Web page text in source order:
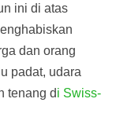
ini di atas
dan orang
padat, udara
tenang di Swiss-